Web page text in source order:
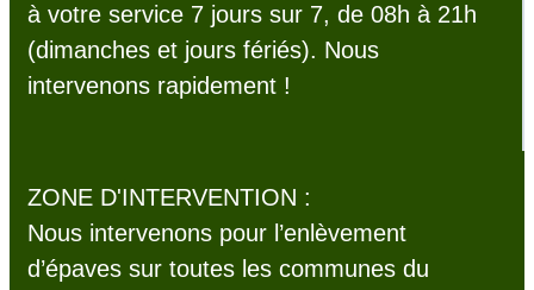
à votre service 7 jours sur 7, de 08h à 21h
(dimanches et jours fériés). Nous
intervenons rapidement !
ZONE D'INTERVENTION :
Nous intervenons pour l’enlèvement
d’épaves sur toutes les communes du